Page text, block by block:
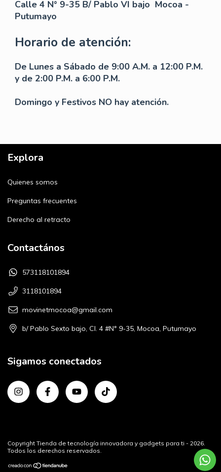
Calle 4 N° 9-35 B/ Pablo VI bajo Mocoa -
Putumayo
Horario de atención:
De Lunes a Sábado de 9:00 A.M. a 12:00 P.M.
y de 2:00 P.M. a 6:00 P.M.
Domingo y Festivos NO hay atención.
Explora
Quienes somos
Preguntas frecuentes
Derecho al retracto
Contactános
573118101894
3118101894
movinetmocoa@gmail.com
b/ Pablo Sexto bajo, Cl. 4 #N° 9-35, Mocoa, Putumayo
Sigamos conectados
Copyright Tienda de tecnología innovadora y gadgets para ti - 2026.
Todos los derechos reservados.